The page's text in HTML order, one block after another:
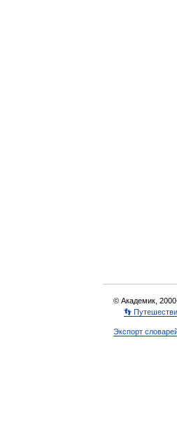
© Академик,
👣
Экспорт